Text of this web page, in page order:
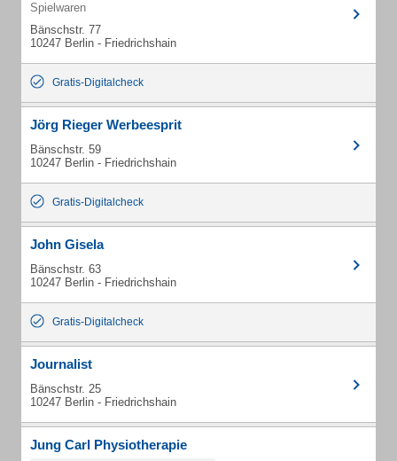
Spielwaren
Bänschstr. 77
10247 Berlin - Friedrichshain
Gratis-Digitalcheck
Jörg Rieger Werbeesprit
Bänschstr. 59
10247 Berlin - Friedrichshain
Gratis-Digitalcheck
John Gisela
Bänschstr. 63
10247 Berlin - Friedrichshain
Gratis-Digitalcheck
Journalist
Bänschstr. 25
10247 Berlin - Friedrichshain
Jung Carl Physiotherapie